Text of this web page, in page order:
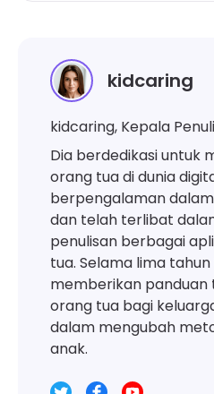
kidcaring
kidcaring, Kepala
Dia berdedikasi untuk
orang tua di dunia
berpengalaman
dan telah terlibat
penulisan berbagai
tua. Selama lima
memberikan
orang tua bagi
dalam mengubah
anak.